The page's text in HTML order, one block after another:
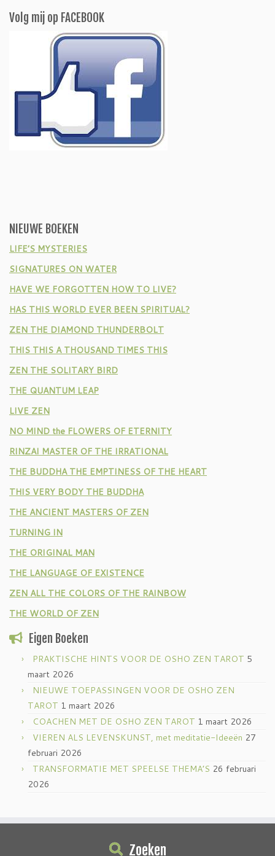
Volg mij op FACEBOOK
NIEUWE BOEKEN
LIFE’S MYSTERIES
SIGNATURES ON WATER
HAVE WE FORGOTTEN HOW TO LIVE?
HAS THIS WORLD EVER BEEN SPIRITUAL?
ZEN THE DIAMOND THUNDERBOLT
THIS THIS A THOUSAND TIMES THIS
ZEN THE SOLITARY BIRD
THE QUANTUM LEAP
LIVE ZEN
NO MIND the FLOWERS OF ETERNITY
RINZAI MASTER OF THE IRRATIONAL
THE BUDDHA THE EMPTINESS OF THE HEART
THIS VERY BODY THE BUDDHA
THE ANCIENT MASTERS OF ZEN
TURNING IN
THE ORIGINAL MAN
THE LANGUAGE OF EXISTENCE
ZEN ALL THE COLORS OF THE RAINBOW
THE WORLD OF ZEN
Eigen Boeken
PRAKTISCHE HINTS VOOR DE OSHO ZEN TAROT 5
maart 2026
NIEUWE TOEPASSINGEN VOOR DE OSHO ZEN
TAROT 1 maart 2026
COACHEN MET DE OSHO ZEN TAROT 1 maart 2026
VIEREN ALS LEVENSKUNST, met meditatie-Ideeën 27
februari 2026
TRANSFORMATIE MET SPEELSE THEMA’S 26 februari
2026
Zoeken